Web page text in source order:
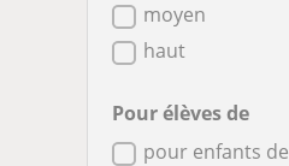
moyen
haut
Pour élèves de
pour enfants